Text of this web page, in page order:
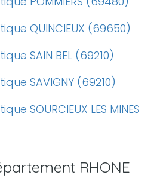
QUINCIEUX (69650)
SAIN BEL (69210)
SAVIGNY (69210)
SOURCIEUX LES MINES
RHONE